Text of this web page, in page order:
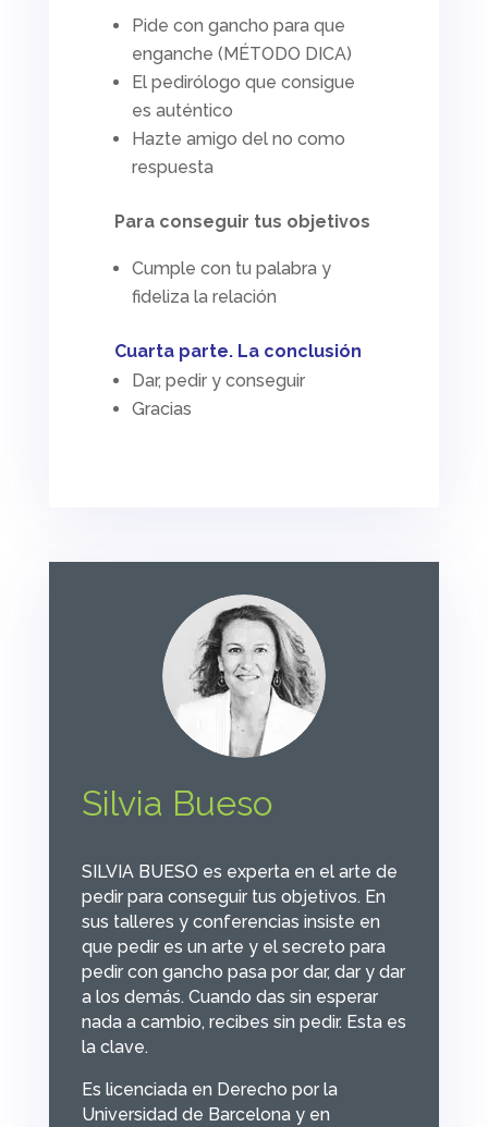
Pide con gancho para que
enganche (MÉTODO DICA)
El pedirólogo que consigue
es auténtico
Hazte amigo del no como
respuesta
Para conseguir tus objetivos
Cumple con tu palabra y
fideliza la relación
Cuarta parte. La conclusión
Dar, pedir y conseguir
Gracias
Silvia Bueso
SILVIA BUESO es experta en el arte de
pedir para conseguir tus objetivos. En
sus talleres y conferencias insiste en
que pedir es un arte y el secreto para
pedir con gancho pasa por dar, dar y dar
a los demás. Cuando das sin esperar
nada a cambio, recibes sin pedir. Esta es
la clave.
Es licenciada en Derecho por la
Universidad de Barcelona y en